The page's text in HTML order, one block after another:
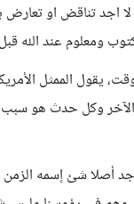
اجد تناقض او
ومعلوم عند الله
يقول الممثل
وكل حدث هو سبب
يوجد أصلا شئ إسمه